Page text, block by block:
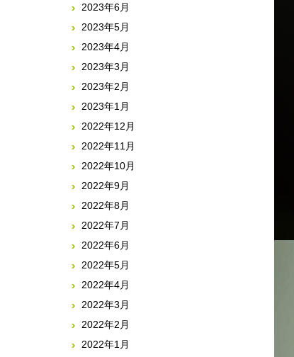
2023年6月
2023年5月
2023年4月
2023年3月
2023年2月
2023年1月
2022年12月
2022年11月
2022年10月
2022年9月
2022年8月
2022年7月
2022年6月
2022年5月
2022年4月
2022年3月
2022年2月
2022年1月